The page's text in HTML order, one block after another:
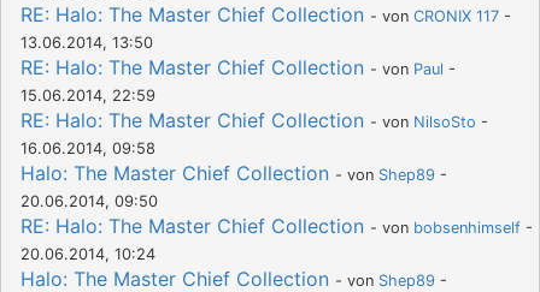
RE: Halo: The Master Chief Collection - von CRONIX 117 -
13.06.2014, 13:50
RE: Halo: The Master Chief Collection - von Paul -
15.06.2014, 22:59
RE: Halo: The Master Chief Collection - von NilsoSto -
16.06.2014, 09:58
Halo: The Master Chief Collection - von Shep89 -
20.06.2014, 09:50
RE: Halo: The Master Chief Collection - von bobsenhimself -
20.06.2014, 10:24
Halo: The Master Chief Collection - von Shep89 -